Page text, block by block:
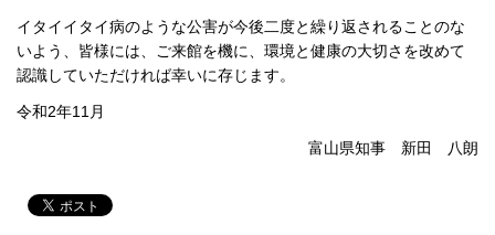
イタイイタイ病のような公害が今後二度と繰り返されることのな
いよう、皆様には、ご来館を機に、環境と健康の大切さを改めて
認識していただければ幸いに存じます。
令和2年11月
富山県知事 新田 八朗